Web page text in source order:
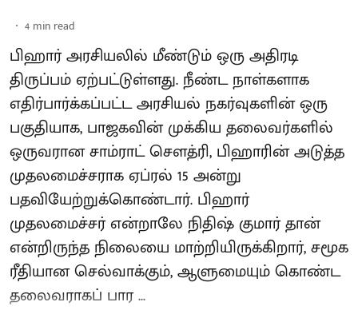
4 min read
பிஹார் அரசியலில் மீண்டும் ஒரு அதிரடி
திருப்பம் ஏற்பட்டுள்ளது. நீண்ட நாள்களாக
எதிர்பார்க்கப்பட்ட அரசியல் நகர்வுகளின் ஒரு
பகுதியாக, பாஜகவின் முக்கிய தலைவர்களில்
ஒருவரான சாம்ராட் சௌத்ரி, பிஹாரின் அடுத்த
முதலமைச்சராக ஏப்ரல் 15 அன்று
பதவியேற்றுக்கொண்டார். பிஹார்
முதலமைச்சர் என்றாலே நிதிஷ் குமார் தான்
என்றிருந்த நிலையை மாற்றியிருக்கிறார், சமூக
ரீதியான செல்வாக்கும், ஆளுமையும் கொண்ட
தலைவராகப் பார ...